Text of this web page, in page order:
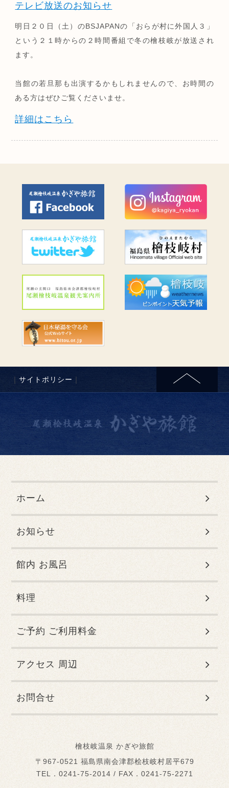
テレビ放送のお知らせ
明日２０日（土）のBSJAPANの「おらが村に外国人３」
という２１時からの２時間番組で冬の檜枝岐が放送され
ます。
当館の若旦那も出演するかもしれませんので、お時間の
ある方はぜひご覧くださいませ。
詳細はこちら
｜サイトポリシー
ホーム
お知らせ
館内 お風呂
料理
ご予約 ご利用料金
アクセス 周辺
お問合せ
檜枝岐温泉 かぎや旅館
〒967-0521 福島県南会津郡桧枝岐村居平679
TEL．0241-75-2014 / FAX．0241-75-2271